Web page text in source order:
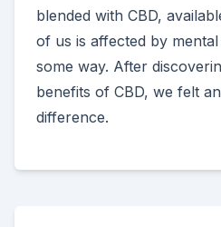
blended with CBD,
of us is affected by
some way. After
benefits of CBD, we felt
difference.